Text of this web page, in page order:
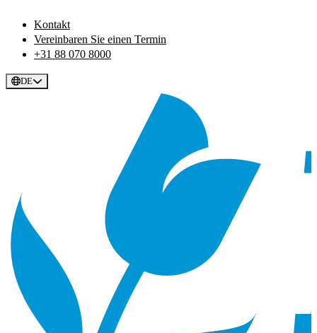
Kontakt
Vereinbaren Sie einen Termin
+31 88 070 8000
DE